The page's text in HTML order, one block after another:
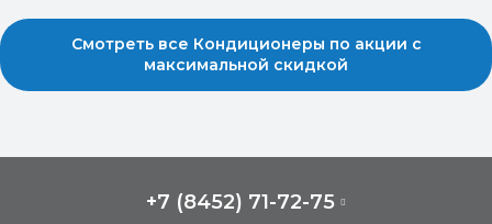
Смотреть все Кондиционеры по акции с
максимальной скидкой
+7 (8452) 71-72-75